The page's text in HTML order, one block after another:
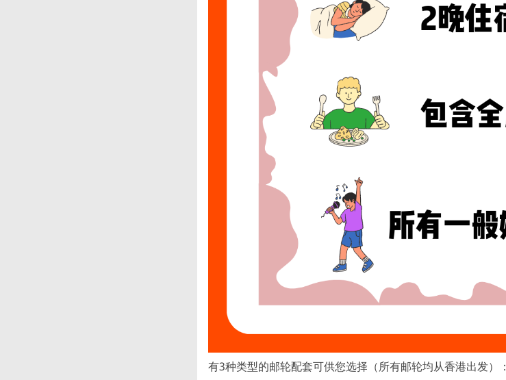
有3种类型的邮轮配套可供您选择（所有邮轮均从香港出发）：